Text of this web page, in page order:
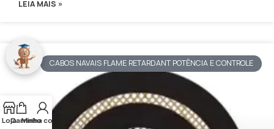
LEIA MAIS »
CABOS NAVAIS FLAME RETARDANT POTÊNCIA E CONTROLE
LojaCarrinho
Minha conta